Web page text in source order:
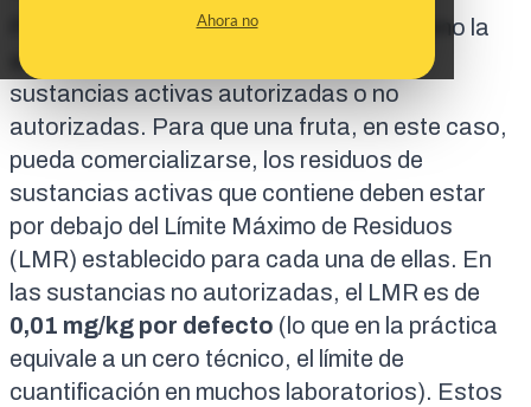
Ahora no
Para proteger tanto la salud humana como la
animal, la UE establece cuáles son las
sustancias activas autorizadas o no
autorizadas. Para que una fruta, en este caso,
pueda comercializarse, los residuos de
sustancias activas que contiene deben estar
por debajo del Límite Máximo de Residuos
(LMR) establecido para cada una de ellas. En
las sustancias no autorizadas, el LMR es de
0,01 mg/kg por defecto (lo que en la práctica
equivale a un cero técnico, el límite de
cuantificación en muchos laboratorios). Estos